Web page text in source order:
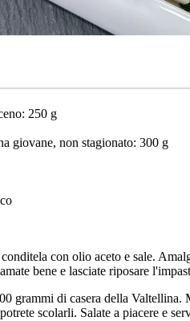
250 g
giovane, non stagionato: 300 g
con olio aceto e sale.
bene e lasciate riposare
grammi di casera della Valtellina.
scolarli. Salate a piacere e